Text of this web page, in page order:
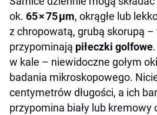
ok. 65 × 75 µm, okrągłe lub
z chropowatą, grubą skorupą
przypominają piłeczki golfowe
w kale – niewidoczne gołym
badania mikroskopowego.
centymetrów długości, a ich
przypomina biały lub kremowy